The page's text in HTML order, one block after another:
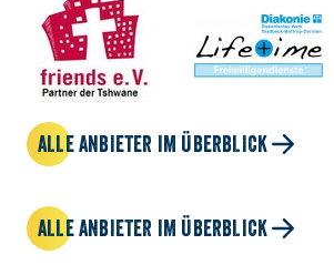
ALLE ANBIETER IM ÜBERBLICK
ALLE ANBIETER IM ÜBERBLICK